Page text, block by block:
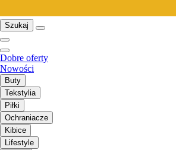
Szukaj
Dobre oferty
Nowości
Buty
Tekstylia
Piłki
Ochraniacze
Kibice
Lifestyle